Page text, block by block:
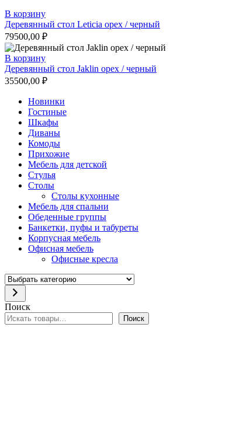
В корзину
Деревянный стол Leticia орех / черный
79500,00 ₽
В корзину
Деревянный стол Jaklin орех / черный
35500,00 ₽
Новинки
Гостиные
Шкафы
Диваны
Комоды
Прихожие
Мебель для детской
Стулья
Столы
Столы кухонные
Мебель для спальни
Обеденные группы
Банкетки, пуфы и табуреты
Корпусная мебель
Офисная мебель
Офисные кресла
Выбрать
категорию
Поиск
Поиск